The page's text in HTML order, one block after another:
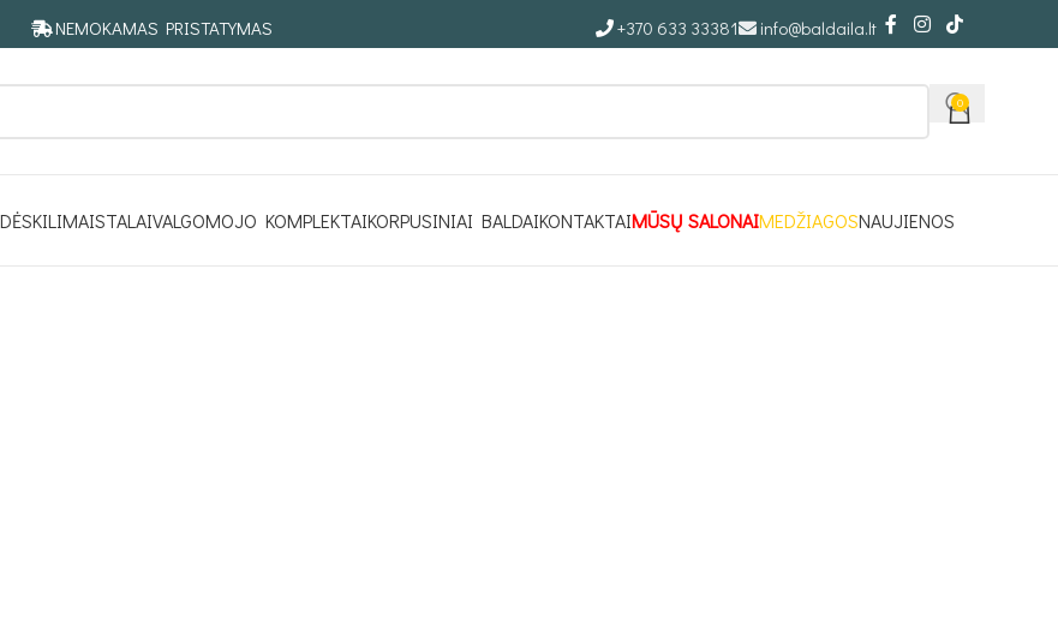
NEMOKAMAS PRISTATYMAS +370 633 33381 info@baldaila.lt
0
KILIMAISTALAIVALGOMOJO KOMPLEKTAIKORPUSINIAI BALDAIKONTAKTAIMŪSŲ SALONAIMEDŽIAGOSNAUJIENOS